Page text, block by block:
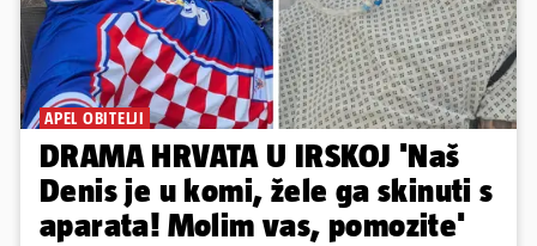
APEL OBITELJI
DRAMA HRVATA U IRSKOJ 'Naš
Denis je u komi, žele ga skinuti s
aparata! Molim vas, pomozite'